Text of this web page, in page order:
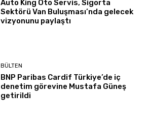
Auto King Oto Servis, Sigorta
Sektörü Van Buluşması’nda gelecek
vizyonunu paylaştı
BÜLTEN
BNP Paribas Cardif Türkiye’de iç
denetim görevine Mustafa Güneş
getirildi